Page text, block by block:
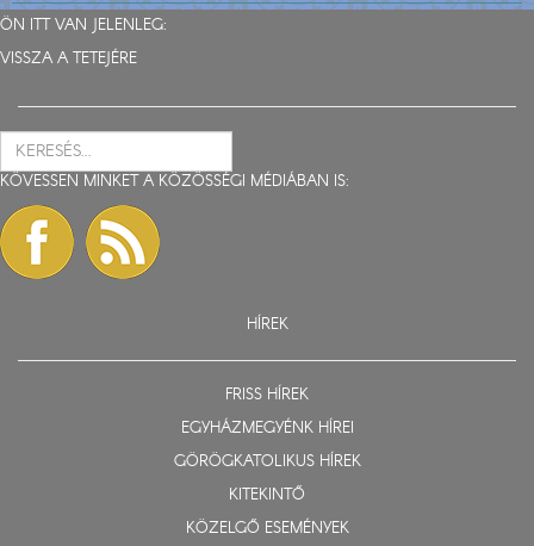
ÖN ITT VAN JELENLEG:
VISSZA A TETEJÉRE
KÖVESSEN MINKET A KÖZÖSSÉGI MÉDIÁBAN IS:
HÍREK
FRISS HÍREK
EGYHÁZMEGYÉNK HÍREI
GÖRÖGKATOLIKUS HÍREK
KITEKINTŐ
KÖZELGŐ ESEMÉNYEK